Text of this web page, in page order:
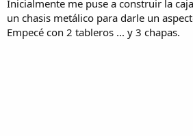
Inicialmente me puse a construir la
un chasis metálico para darle un
Empecé con 2 tableros ... y 3 chapas.